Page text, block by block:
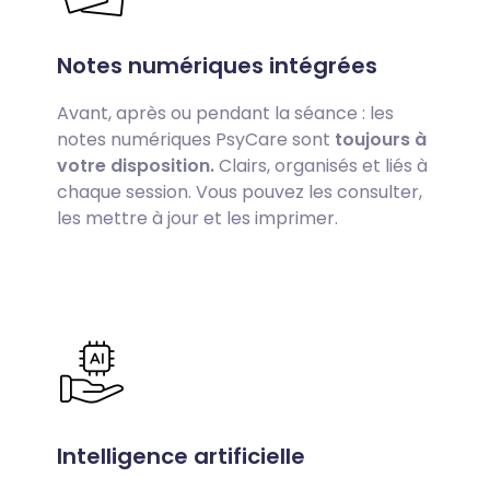
Notes numériques intégrées
Avant, après ou pendant la séance : les
notes numériques PsyCare sont toujours à
votre disposition.Clairs, organisés et liés à
chaque session. Vous pouvez les consulter,
les mettre à jour et les imprimer.
Intelligence artificielle